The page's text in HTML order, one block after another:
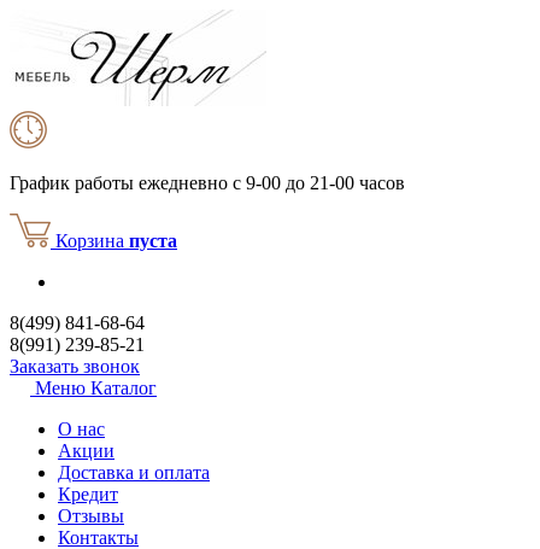
График работы ежедневно с 9-00 до 21-00 часов
Корзина пуста
8(499) 841-68-64
8(991) 239-85-21
Заказать звонок
Меню Каталог
О нас
Акции
Доставка и оплата
Кредит
Отзывы
Контакты